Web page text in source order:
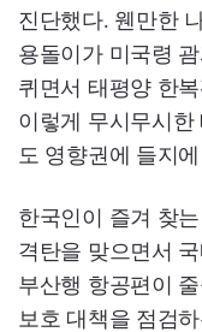
진단했다. 웬만한
용돌이가 미국령
퀴면서 태평양 한
이렇게 무시무시한
도 영향권에 들지
한국인이 즐겨 찾
격탄을 맞으면서
부산행 항공편이
보호 대책을 점검